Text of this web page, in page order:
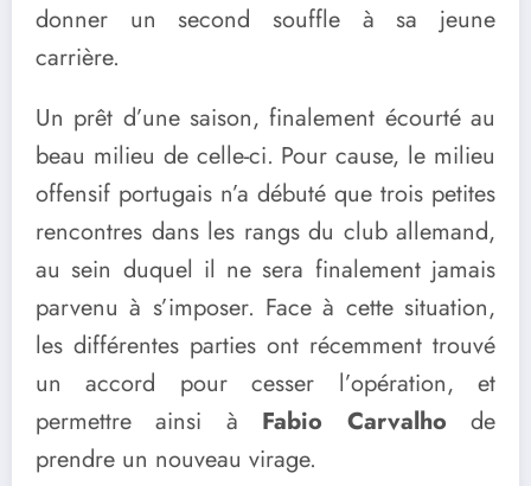
donner un second souffle à sa jeune
carrière.
Un prêt d’une saison, finalement écourté au
beau milieu de celle-ci. Pour cause, le milieu
offensif portugais n’a débuté que trois petites
rencontres dans les rangs du club allemand,
au sein duquel il ne sera finalement jamais
parvenu à s’imposer. Face à cette situation,
les différentes parties ont récemment trouvé
un accord pour cesser l’opération, et
permettre ainsi à Fabio Carvalho de
prendre un nouveau virage.